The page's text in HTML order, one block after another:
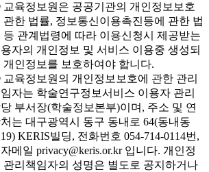
육정보원은 공공기관의 개인정보보호
관한 법률, 정보통신이용촉진등에 관한 법
등 관계법령에 따라 이용신청시 제공받는
자의 개인정보 및 서비스 이용중 생성되
개인정보를 보호하여야 합니다.
육정보원의 개인정보보호에 관한 관리
자는 학술연구정보서비스 이용자 관리
부서장(학술정보본부)이며, 주소 및 연
는 대구광역시 동구 동내로 64(동내동
KERIS빌딩, 전화번호 054-714-0114번,
메일 privacy@keris.or.kr 입니다. 개인정
관리책임자의 성명은 별도로 공지하거나